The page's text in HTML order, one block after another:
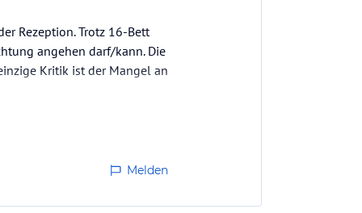
Rezeption. Trotz 16-Bett
angehen darf/kann. Die
Kritik ist der Mangel an
Melden